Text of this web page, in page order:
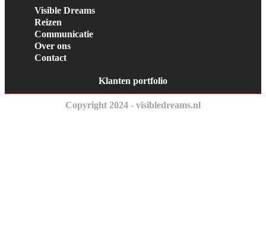
Visible Dreams
Reizen
Communicatie
Over ons
Contact
Klanten portfolio
Copyright 2024 - visibledreams.nl